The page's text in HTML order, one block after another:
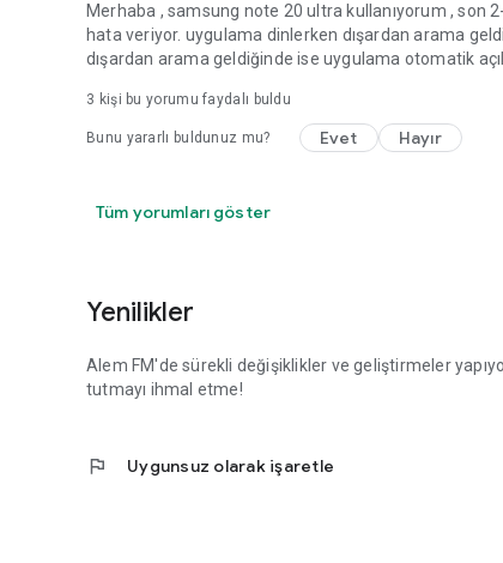
Merhaba , samsung note 20 ultra kullanıyorum , son
hata veriyor. uygulama dinlerken dışardan arama
dışardan arama geldiğinde ise uygulama otomatik
3 kişi bu yorumu faydalı buldu
Bunu yararlı buldunuz mu? Evet Hayır
Tüm yorumları göster
Yenilikler
Alem FM'de sürekli değişiklikler ve geliştirmeler
tutmayı ihmal etme!
flag Uygunsuz olarak işaretle